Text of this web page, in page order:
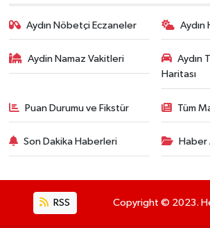
Aydın Nöbetçi Eczaneler Aydın
Aydin Namaz Vakitleri
Aydın
Haritası
Puan Durumu ve Fikstür Tüm
Son Dakika Haberleri Haber
RSS Copyright © 2023.